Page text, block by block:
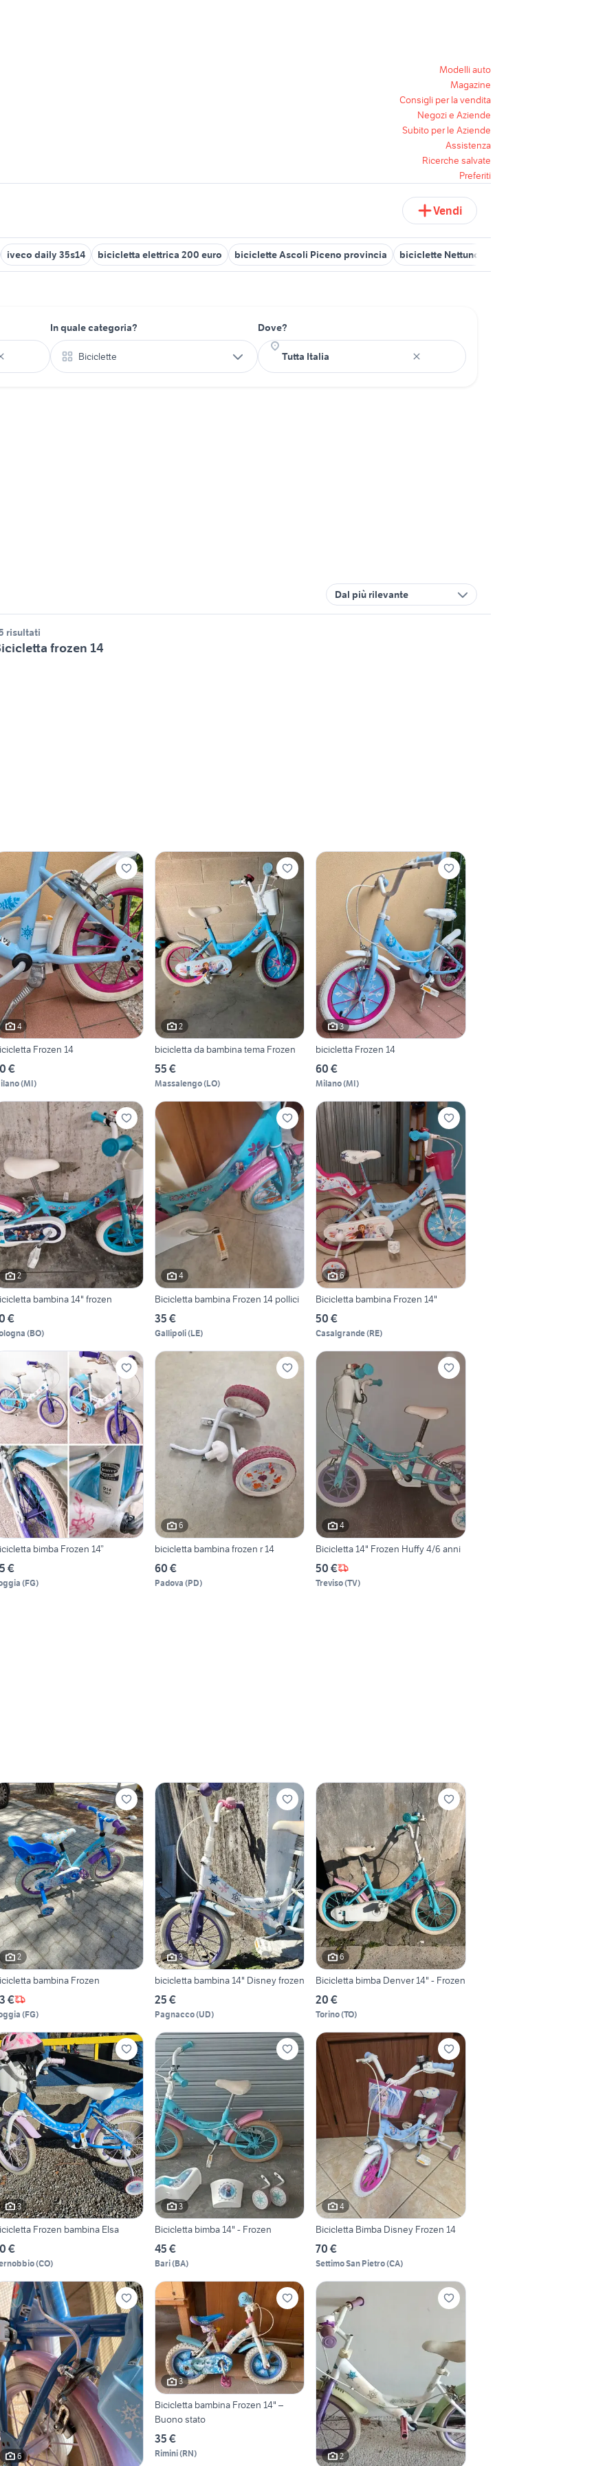
Modelli auto
Magazine
Consigli per la vendita
Negozi e Aziende
Subito per le Aziende
Assistenza
Ricerche salvate
Preferiti
Vendi
iveco daily 35s14 bicicletta elettrica 200 euro biciclette Ascoli Piceno provincia biciclette Nettuno
In quale categoria?
Biciclette
Dove?
Dal più rilevante
risultati
frozen 14
4
Frozen 14
€
(MI)
2
bicicletta da bambina tema Frozen
55 €
Massalengo(LO)
3
bicicletta Frozen 14
60 €
Milano(MI)
2
bambina 14" frozen
€
(BO)
4
Bicicletta bambina Frozen 14 pollici
35 €
Gallipoli(LE)
6
Bicicletta bambina Frozen 14"
50 €
Casalgrande(RE)
bimba Frozen 14”
€
(FG)
6
bicicletta bambina frozen r 14
60 €
Padova (PD)
4
Bicicletta 14" Frozen Huffy 4/6 anni
50 €
Treviso(TV)
2
bambina Frozen
€
(FG)
3
bicicletta bambina 14" Disney frozen
25 €
Pagnacco(UD)
6
Bicicletta bimba Denver 14" - Frozen
20 €
Torino(TO)
3
Frozen bambina Elsa
€
(CO)
3
Bicicletta bimba 14" - Frozen
45 €
Bari(BA)
4
Bicicletta Bimba Disney Frozen 14
70 €
Settimo San Pietro(CA)
6
3
Bicicletta bambina Frozen 14" –
Buono stato
35 €
Rimini(RN) 2